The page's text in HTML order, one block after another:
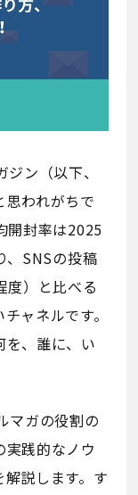
ン（以下、
われがちで
開封率は2025
、SNSの投稿
度）と比べる
ャネルです。
を、誰に、い
マガの役割の
践的なノウ
説します。す